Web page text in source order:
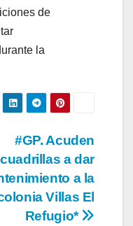
de
la
#GP. Acuden
cuadrillas a dar
a la
Villas El
Refugio*